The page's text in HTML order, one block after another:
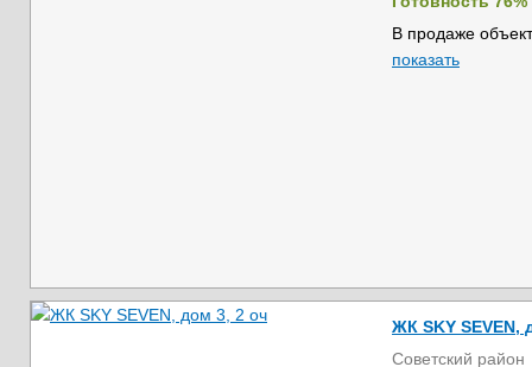
В продаже
показать
ЖК SKY SEVEN,
Советский район